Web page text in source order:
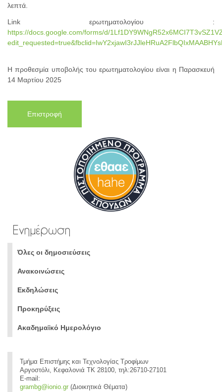
λεπτά.
Link ερωτηματολογίου :
https://docs.google.com/forms/d/
Η προθεσμία υποβολής του ερωτηματολογίου είναι η Παρασκευή
14 Μαρτίου 2025
Επιστροφή
Ενημέρωση
Όλες οι δημοσιεύσεις
Ανακοινώσεις
Εκδηλώσεις
Προκηρύξεις
Ακαδημαϊκό Ημερολόγιο
Τμήμα Επιστήμης και Τεχνολογίας Τροφίμων
Αργοστόλι, Κεφαλονιά ΤΚ 28100, τηλ:26710-27101
E-mail:
grambg@ionio.gr (Διοικητικά Θέματα)